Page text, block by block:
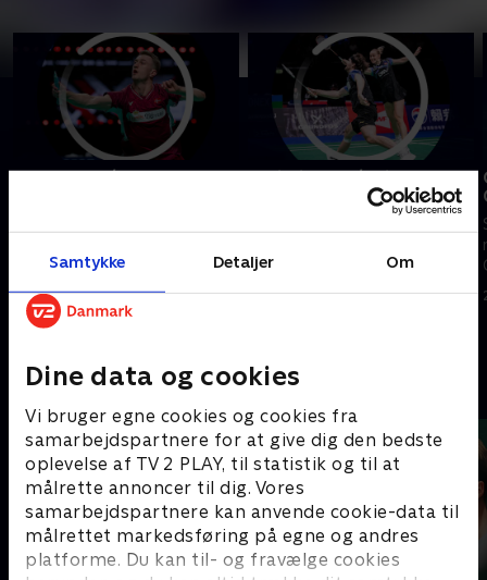
Samtykke Detaljer Om
Dine data og cookies
Vi bruger egne cookies og cookies fra
samarbejdspartnere for at give dig den bedste
oplevelse af TV 2 PLAY, til statistik og til at
målrette annoncer til dig. Vores
samarbejdspartnere kan anvende cookie-data til
målrettet markedsføring på egne og andres
platforme. Du kan til- og fravælge cookies
Lundgaard/Vestergaard-
kvartfinalen mellem
Liang/Wang fra China Open.
Christiansen/Bøje-
Gicquel/Delrue,
kvartfinale, China Open
kvartfinalen mellem
Andre så også